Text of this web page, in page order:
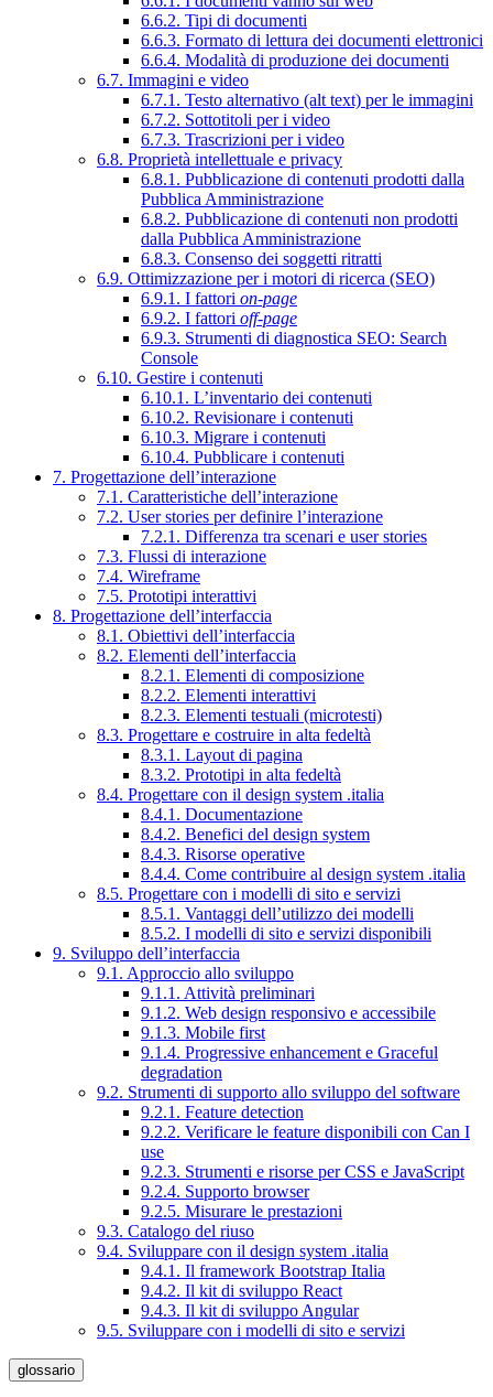
6.6.2. Tipi di documenti
6.6.3. Formato di lettura dei documenti elettronici
6.6.4. Modalità di produzione dei documenti
6.7. Immagini e video
6.7.1. Testo alternativo (alt text) per le immagini
6.7.2. Sottotitoli per i video
6.7.3. Trascrizioni per i video
6.8. Proprietà intellettuale e privacy
6.8.1. Pubblicazione di contenuti prodotti dalla
Pubblica Amministrazione
6.8.2. Pubblicazione di contenuti non prodotti
dalla Pubblica Amministrazione
6.8.3. Consenso dei soggetti ritratti
6.9. Ottimizzazione per i motori di ricerca (SEO)
6.9.1. I fattori on-page
6.9.2. I fattori off-page
6.9.3. Strumenti di diagnostica SEO: Search
Console
6.10. Gestire i contenuti
6.10.1. L’inventario dei contenuti
6.10.2. Revisionare i contenuti
6.10.3. Migrare i contenuti
6.10.4. Pubblicare i contenuti
7. Progettazione dell’interazione
7.1. Caratteristiche dell’interazione
7.2. User stories per definire l’interazione
7.2.1. Differenza tra scenari e user stories
7.3. Flussi di interazione
7.4. Wireframe
7.5. Prototipi interattivi
8. Progettazione dell’interfaccia
8.1. Obiettivi dell’interfaccia
8.2. Elementi dell’interfaccia
8.2.1. Elementi di composizione
8.2.2. Elementi interattivi
8.2.3. Elementi testuali (microtesti)
8.3. Progettare e costruire in alta fedeltà
8.3.1. Layout di pagina
8.3.2. Prototipi in alta fedeltà
8.4. Progettare con il design system .italia
8.4.1. Documentazione
8.4.2. Benefici del design system
8.4.3. Risorse operative
8.4.4. Come contribuire al design system .italia
8.5. Progettare con i modelli di sito e servizi
8.5.1. Vantaggi dell’utilizzo dei modelli
8.5.2. I modelli di sito e servizi disponibili
9. Sviluppo dell’interfaccia
9.1. Approccio allo sviluppo
9.1.1. Attività preliminari
9.1.2. Web design responsivo e accessibile
9.1.3. Mobile first
9.1.4. Progressive enhancement e Graceful
degradation
9.2. Strumenti di supporto allo sviluppo del software
9.2.1. Feature detection
9.2.2. Verificare le feature disponibili con Can I
use
9.2.3. Strumenti e risorse per CSS e JavaScript
9.2.4. Supporto browser
9.2.5. Misurare le prestazioni
9.3. Catalogo del riuso
9.4. Sviluppare con il design system .italia
9.4.1. Il framework Bootstrap Italia
9.4.2. Il kit di sviluppo React
9.4.3. Il kit di sviluppo Angular
9.5. Sviluppare con i modelli di sito e servizi
glossario